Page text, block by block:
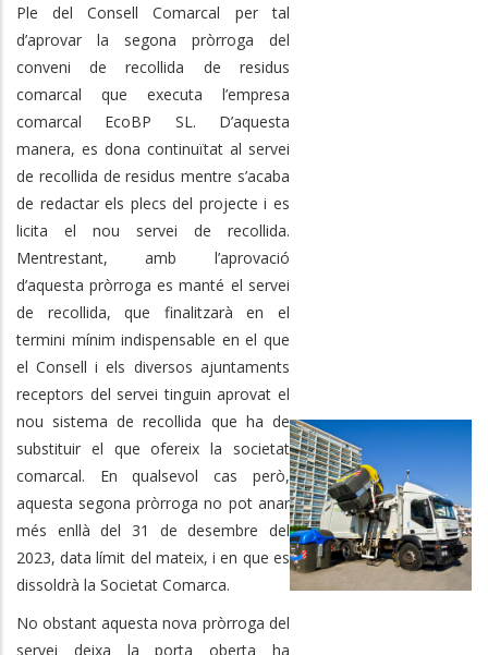
Ple del Consell Comarcal per tal
d’aprovar la segona pròrroga del
conveni de recollida de residus
comarcal que executa l’empresa
comarcal EcoBP SL. D’aquesta
manera, es dona continuïtat al servei
de recollida de residus mentre s’acaba
de redactar els plecs del projecte i es
licita el nou servei de recollida.
Mentrestant, amb l’aprovació
d’aquesta pròrroga es manté el servei
de recollida, que finalitzarà en el
termini mínim indispensable en el que
el Consell i els diversos ajuntaments
receptors del servei tinguin aprovat el
nou sistema de recollida que ha de
substituir el que ofereix la societat
comarcal. En qualsevol cas però,
aquesta segona pròrroga no pot anar
més enllà del 31 de desembre del
2023, data límit del mateix, i en que es
dissoldrà la Societat Comarca.
No obstant aquesta nova pròrroga del
servei deixa la porta oberta ha